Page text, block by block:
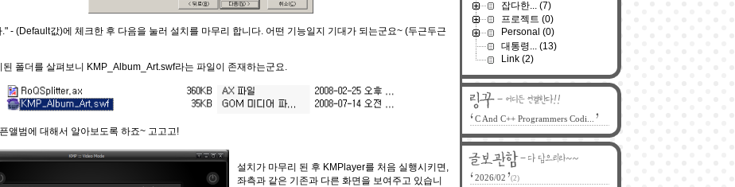
- (Default값)에 체크한 후 다음을 눌러 설치를 마무리 합니다. 어떤 기능일지 기대가 되는군요~ (두근두근
된 폴더를 살펴보니 KMP_Album_Art.swf라는 파일이 존재하는군요.
앨범에 대해서 알아보도록 하죠~ 고고고!
설치가 마무리 된 후 KMPlayer를 처음 실행시키면,
좌측과 같은 기존과 다른 화면을 보여주고 있습니
잡다한... (7)
프로젝트 (0)
Personal (0)
대통령... (13)
Link (2)
C And C++ Programmers Codi...
2026/02 (2)